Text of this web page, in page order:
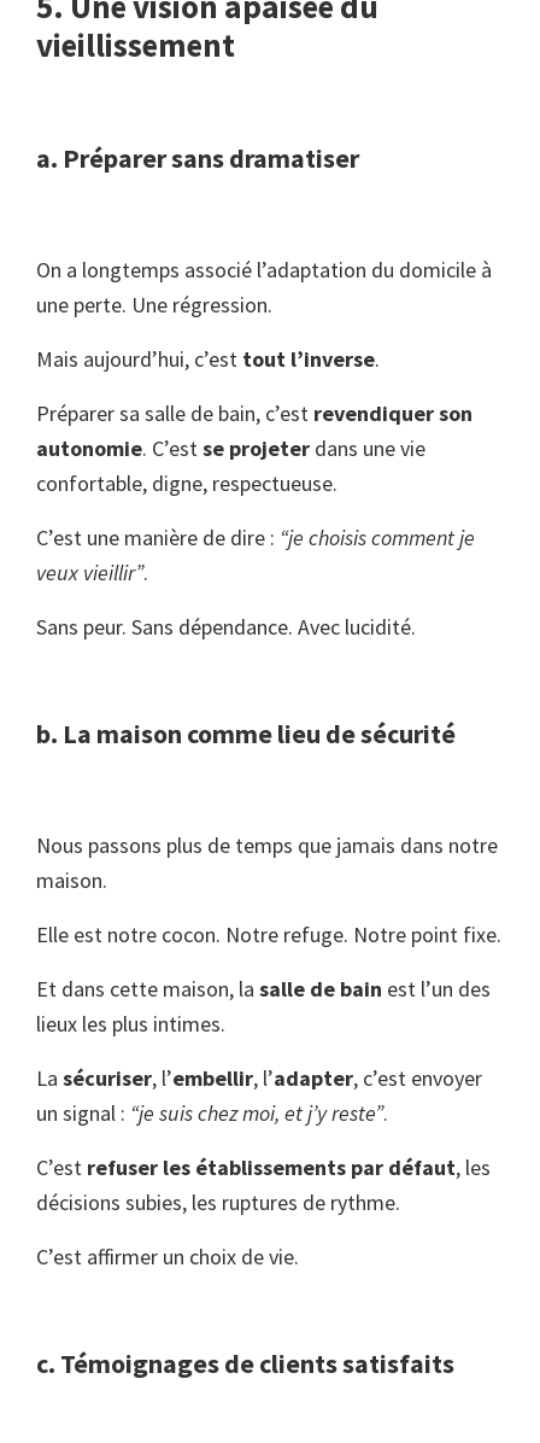
vieillissement
a. Préparer sans dramatiser
On a longtemps associé l’adaptation du domicile à
une perte. Une régression.
Mais aujourd’hui, c’est tout l’inverse.
Préparer sa salle de bain, c’est revendiquer son
autonomie. C’estse projeter dans une vie
confortable, digne, respectueuse.
C’est une manière de dire : “je choisis comment je
veux vieillir”.
Sans peur. Sans dépendance. Avec lucidité.
b. La maison comme lieu de sécurité
Nous passons plus de temps que jamais dans notre
maison.
Elle est notre cocon. Notre refuge. Notre point fixe.
Et dans cette maison, la salle de bain est l’un des
lieux les plus intimes.
La sécuriser, l’embellir, l’adapter, c’est envoyer
un signal : “je suis chez moi, et j’y reste”.
C’est refuser les établissements par défaut, les
décisions subies, les ruptures de rythme.
C’est affirmer un choix de vie.
c. Témoignages de clients satisfaits